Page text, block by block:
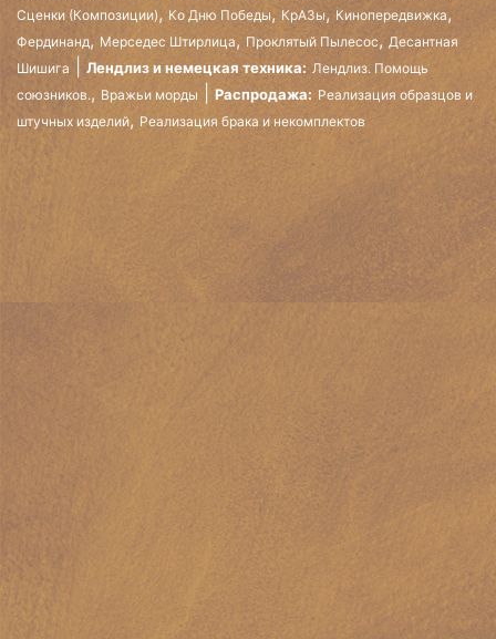
Сценки (Композиции), Ко Дню Победы, КрАЗы,Кинопередвижка,
Фердинанд, Мерседес Штирлица, Проклятый Пылесос, Десантная
Шишига
Лендлиз и немецкая техника: Лендлиз. Помощь
союзников., Вражьи морды Распродажа: Реализация образцов и
штучных изделий, Реализация брака и некомплектов